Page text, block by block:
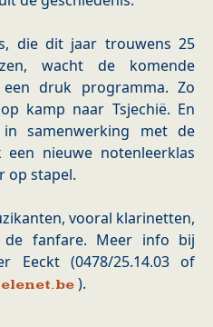
die dit jaar trouwens 25
wacht de komende
druk programma. Zo
kamp naar Tsjechië. En
samenwerking met de
een nieuwe notenleerklas
op stapel.
vooral klarinetten,
fanfare. Meer info bij
Eeckt (0478/25.14.03 of
).